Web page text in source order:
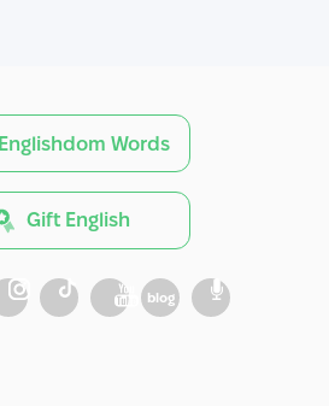
Englishdom Words
Gift English
blog